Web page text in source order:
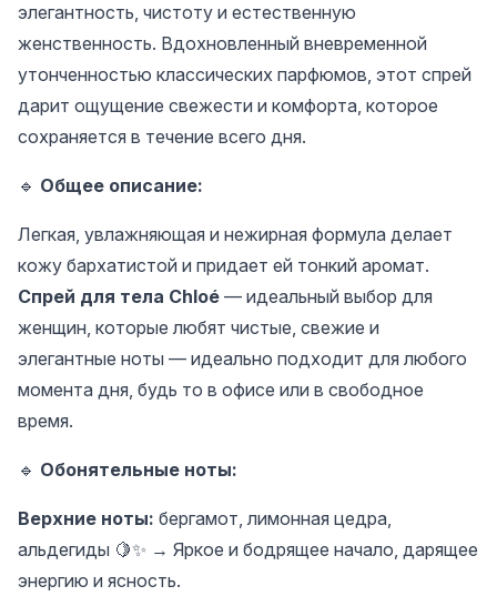
элегантность, чистоту и естественную
женственность. Вдохновленный вневременной
утонченностью классических парфюмов, этот спрей
дарит ощущение свежести и комфорта, которое
сохраняется в течение всего дня.
🔹 Общее описание:
Легкая, увлажняющая и нежирная формула делает
кожу бархатистой и придает ей тонкий аромат.
Спрей для тела Chloé — идеальный выбор для
женщин, которые любят чистые, свежие и
элегантные ноты — идеально подходит для любого
момента дня, будь то в офисе или в свободное
время.
🔹 Обонятельные ноты:
Верхние ноты: бергамот, лимонная цедра,
альдегиды 🍋✨ → Яркое и бодрящее начало, дарящее
энергию и ясность.